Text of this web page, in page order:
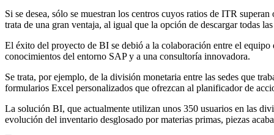
Si se desea, sólo se muestran los centros cuyos ratios de ITR
trata de una gran ventaja, al igual que la opción de descargar todas
El éxito del proyecto de BI se debió a la colaboración entre el
conocimientos del entorno SAP y a una consultoría innovadora.
Se trata, por ejemplo, de la división monetaria entre las sedes que
formularios Excel personalizados que ofrezcan al planificador de
La solución BI, que actualmente utilizan unos 350 usuarios en las
evolución del inventario desglosado por materias primas, piezas